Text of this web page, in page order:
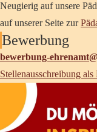
Neugierig auf unsere
auf unserer Seite zur
Bewerbung
bewerbung-
Stellenausschreibung